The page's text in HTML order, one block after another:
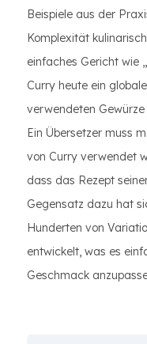
Beispiele aus der
Komplexität
einfaches Gericht wie
Curry heute ein
verwendeten
Ein Übersetzer muss
von Curry verwendet
dass das Rezept
Gegensatz dazu hat
Hunderten von
entwickelt, was es
Geschmack